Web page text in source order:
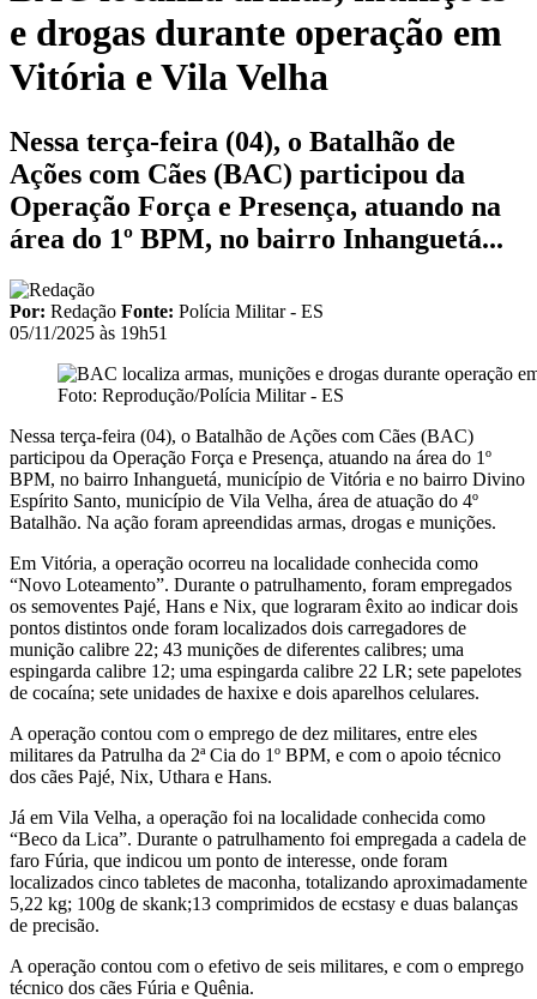
e drogas durante operação em
Vitória e Vila Velha
Nessa terça-feira (04), o Batalhão de
Ações com Cães (BAC) participou da
Operação Força e Presença, atuando na
área do 1º BPM, no bairro Inhanguetá...
Por: Redação Fonte: Polícia Militar - ES
05/11/2025 às 19h51
Foto: Reprodução/Polícia Militar - ES
Nessa terça-feira (04), o Batalhão de Ações com Cães (BAC)
participou da Operação Força e Presença, atuando na área do 1º
BPM, no bairro Inhanguetá, município de Vitória e no bairro Divino
Espírito Santo, município de Vila Velha, área de atuação do 4º
Batalhão. Na ação foram apreendidas armas, drogas e munições.
Em Vitória, a operação ocorreu na localidade conhecida como
“Novo Loteamento”. Durante o patrulhamento, foram empregados
os semoventes Pajé, Hans e Nix, que lograram êxito ao indicar dois
pontos distintos onde foram localizados dois carregadores de
munição calibre 22; 43 munições de diferentes calibres; uma
espingarda calibre 12; uma espingarda calibre 22 LR; sete papelotes
de cocaína; sete unidades de haxixe e dois aparelhos celulares.
A operação contou com o emprego de dez militares, entre eles
militares da Patrulha da 2ª Cia do 1º BPM, e com o apoio técnico
dos cães Pajé, Nix, Uthara e Hans.
Já em Vila Velha, a operação foi na localidade conhecida como
“Beco da Lica”. Durante o patrulhamento foi empregada a cadela de
faro Fúria, que indicou um ponto de interesse, onde foram
localizados cinco tabletes de maconha, totalizando aproximadamente
5,22 kg; 100g de skank;13 comprimidos de ecstasy e duas balanças
de precisão.
A operação contou com o efetivo de seis militares, e com o emprego
técnico dos cães Fúria e Quênia.